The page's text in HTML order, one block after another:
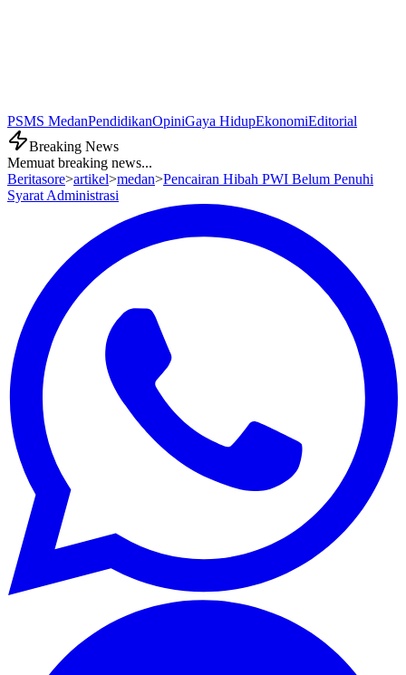
PSMS MedanPendidikanOpiniGaya HidupEkonomiEditorial
Breaking News
Memuat breaking news...
Beritasore>artikel>medan>Pencairan Hibah PWI Belum Penuhi
Syarat Administrasi